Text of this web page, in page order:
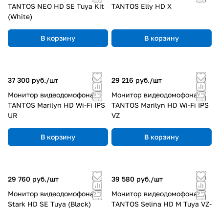
(Amelie, Marilyn, Stark) с Wi‑Fi и поддержкой
мобильного приложения vhOme.
Оборудование для контроля доступа:
электромагнитные замки российского
Интеллектуальные компоненты:
нейросетевой аналитикой, детекцией движения,
распознаванием лиц и автомобильных номеров.
блоки питания, монтажные аксессуары, защитные
кожухи и кронштейны.
TANTOS NEO HD SE Tuya Kit
(White)
В корзину
TANTOS Elly HD X
В корзину
37 300 руб./шт
Монитор видеодомофона
TANTOS Marilyn HD Wi-Fi IPS
UR
В корзину
29 216 руб./шт
Монитор видеодомофона
TANTOS Marilyn HD Wi-Fi IPS
VZ
В корзину
29 760 руб./шт
Монитор видеодомофона
Stark HD SE Tuya (Black)
39 580 руб./шт
Монитор видеодомофона
TANTOS Selina HD M Tuya VZ-